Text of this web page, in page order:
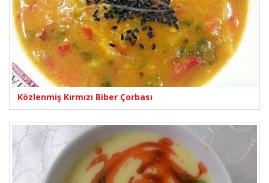
Közlenmiş Kırmızı Biber Çorbası